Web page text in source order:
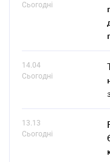
Сьогодні
14.04
Сьогодні
13.13
Сьогодні